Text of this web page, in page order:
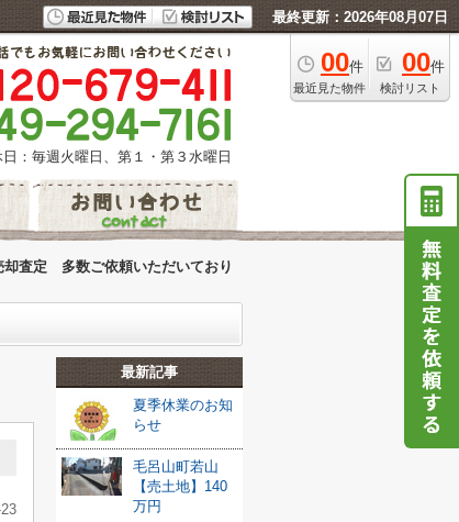
最終更新：2026年08月07日
00件
最近見た物件
00件
検討リスト
日：毎週火曜日、第１・第３水曜日
却査定 多数ご依頼いただいており
最新記事
夏季休業のお知
らせ
毛呂山町若山
【売土地】140
万円